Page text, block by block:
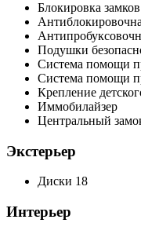
Блокировка
Подушки
Система помощи
Система помощи
Крепление
Иммобилайзер
Центральный
Экстерьер
Диски 18
Интерьер